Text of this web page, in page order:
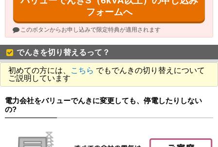
フォームへ
このボタンからお申し込みで限定特典が適用されます
でんきを切り替えるって？
初めての方には、 こちら でもでんきの切り替えについて
ご説明しています
電力会社をバリューでんきに変更しても、停電したりしない
の?